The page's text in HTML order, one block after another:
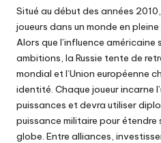
Situé au début des années 2010,
joueurs dans un monde en
Alors que l’influence américaine
ambitions, la Russie tente de
mondial et l’Union européenne
identité. Chaque joueur incarne
puissances et devra utiliser
puissance militaire pour étendre
globe. Entre alliances,